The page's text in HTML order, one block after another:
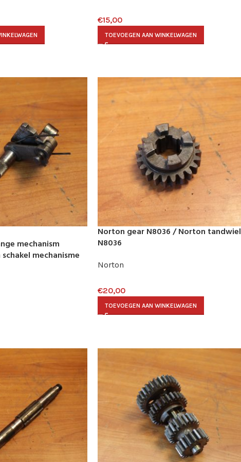
€15,00
TOEVOEGEN AAN WINKELWAGEN
mechanism
mechanisme
Norton gear N8036 / Norton tandwiel
N8036
Norton
€20,00
TOEVOEGEN AAN WINKELWAGEN